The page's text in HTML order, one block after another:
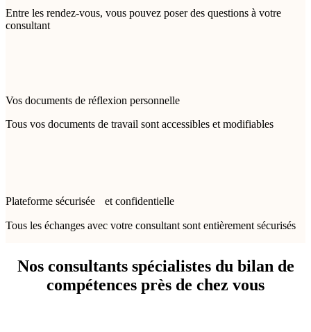
Entre les rendez-vous, vous pouvez poser des questions à votre
consultant
Vos documents de réflexion personnelle
Tous vos documents de travail sont accessibles et modifiables
Plateforme sécurisée et confidentielle
Tous les échanges avec votre consultant sont entièrement sécurisés
Nos consultants spécialistes du bilan de
compétences près de chez vous